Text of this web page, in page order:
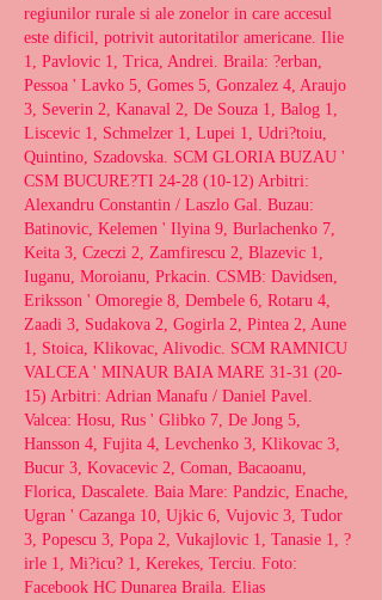
regiunilor rurale si ale zonelor in care accesul
este dificil, potrivit autoritatilor americane. Ilie
1, Pavlovic 1, Trica, Andrei. Braila: ?erban,
Pessoa ' Lavko 5, Gomes 5, Gonzalez 4, Araujo
3, Severin 2, Kanaval 2, De Souza 1, Balog 1,
Liscevic 1, Schmelzer 1, Lupei 1, Udri?toiu,
Quintino, Szadovska. SCM GLORIA BUZAU '
CSM BUCURE?TI 24-28 (10-12) Arbitri:
Alexandru Constantin / Laszlo Gal. Buzau:
Batinovic, Kelemen ' Ilyina 9, Burlachenko 7,
Keita 3, Czeczi 2, Zamfirescu 2, Blazevic 1,
Iuganu, Moroianu, Prkacin. CSMB: Davidsen,
Eriksson ' Omoregie 8, Dembele 6, Rotaru 4,
Zaadi 3, Sudakova 2, Gogirla 2, Pintea 2, Aune
1, Stoica, Klikovac, Alivodic. SCM RAMNICU
VALCEA ' MINAUR BAIA MARE 31-31 (20-
15) Arbitri: Adrian Manafu / Daniel Pavel.
Valcea: Hosu, Rus ' Glibko 7, De Jong 5,
Hansson 4, Fujita 4, Levchenko 3, Klikovac 3,
Bucur 3, Kovacevic 2, Coman, Bacaoanu,
Florica, Dascalete. Baia Mare: Pandzic, Enache,
Ugran ' Cazanga 10, Ujkic 6, Vujovic 3, Tudor
3, Popescu 3, Popa 2, Vukajlovic 1, Tanasie 1, ?
irle 1, Mi?icu? 1, Kerekes, Terciu. Foto:
Facebook HC Dunarea Braila. Elias